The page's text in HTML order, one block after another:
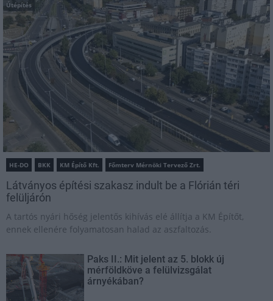
Útépítés
HE-DO BKK KM Építő Kft. Főmterv Mérnöki Tervező Zrt.
Látványos építési szakasz indult be a Flórián téri
felüljárón
A tartós nyári hőség jelentős kihívás elé állítja a KM Építőt,
ennek ellenére folyamatosan halad az aszfaltozás.
Paks II.: Mit jelent az 5. blokk új
mérföldköve a felülvizsgálat
árnyékában?